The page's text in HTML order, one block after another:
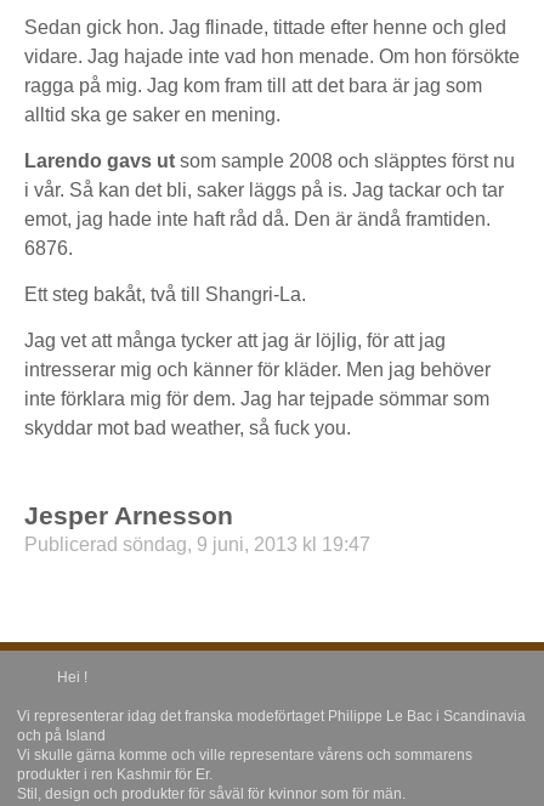
Sedan gick hon. Jag flinade, tittade efter henne och gled
vidare. Jag hajade inte vad hon menade. Om hon försökte
ragga på mig. Jag kom fram till att det bara är jag som
alltid ska ge saker en mening.
Larendo gavs ut som sample 2008 och släpptes först nu
i vår. Så kan det bli, saker läggs på is. Jag tackar och tar
emot, jag hade inte haft råd då. Den är ändå framtiden.
6876.
Ett steg bakåt, två till Shangri-La.
Jag vet att många tycker att jag är löjlig, för att jag
intresserar mig och känner för kläder. Men jag behöver
inte förklara mig för dem. Jag har tejpade sömmar som
skyddar mot bad weather, så fuck you.
Jesper Arnesson
Publicerad söndag, 9 juni, 2013 kl 19:47
Hei !
Vi representerar idag det franska modeförtaget Philippe Le Bac i Scandinavia
och på Island
Vi skulle gärna komme och ville representare vårens och sommarens
produkter i ren Kashmir för Er.
Stil, design och produkter för såväl för kvinnor som för män.